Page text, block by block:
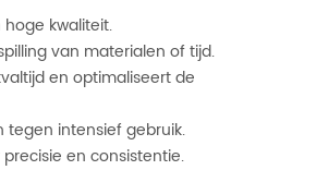
kwaliteit.
van materialen of tijd.
en optimaliseert de
intensief gebruik.
en consistentie.